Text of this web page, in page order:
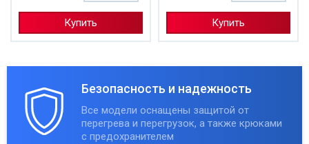
Купить Купить
Безопасность и надежность
Все модели оснащены защитой от
перегрева и перегрузок, а также крюками
с предохранителем